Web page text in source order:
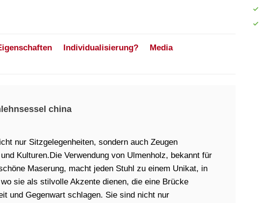
Individualisierung?
Media
china
nur Sitzgelegenheiten, sondern auch Zeugen
Kulturen.Die Verwendung von Ulmenholz, bekannt für
Maserung, macht jeden Stuhl zu einem Unikat, in
sie als stilvolle Akzente dienen, die eine Brücke
und Gegenwart schlagen. Sie sind nicht nur